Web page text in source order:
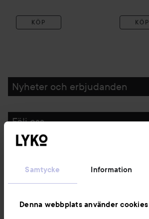
Samtycke Information
Denna webbplats använder cookies
KÖP KÖP
Nyheter och erbjudanden
Följ oss